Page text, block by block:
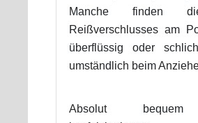
Manche finden
Reißverschlusses am
überflüssig oder
umständlich beim
Absolut